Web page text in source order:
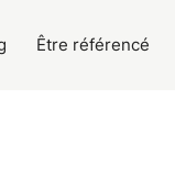
Être référencé